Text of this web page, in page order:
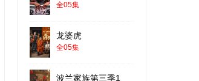
全05集
龙婆虎
全05集
波兰家族第三季1